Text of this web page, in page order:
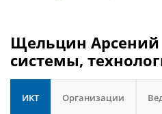
Щельцин Арсений
системы,
ИКТ Организации